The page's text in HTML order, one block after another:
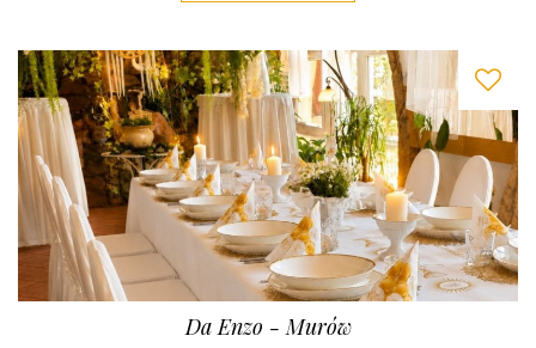
Da Enzo - Murów